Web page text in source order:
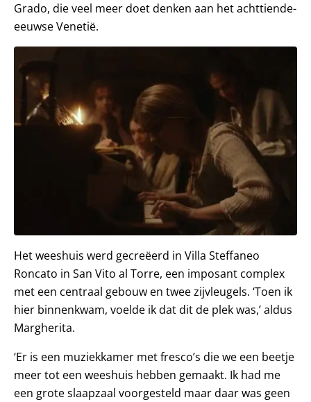
Grado, die veel meer doet denken aan het achttiende-
eeuwse Venetië.
Het weeshuis werd gecreëerd in Villa Steffaneo
Roncato in San Vito al Torre, een imposant complex
met een centraal gebouw en twee zijvleugels. ‘Toen ik
hier binnenkwam, voelde ik dat dit de plek was,’ aldus
Margherita.
‘Er is een muziekkamer met fresco’s die we een beetje
meer tot een weeshuis hebben gemaakt. Ik had me
een grote slaapzaal voorgesteld maar daar was geen